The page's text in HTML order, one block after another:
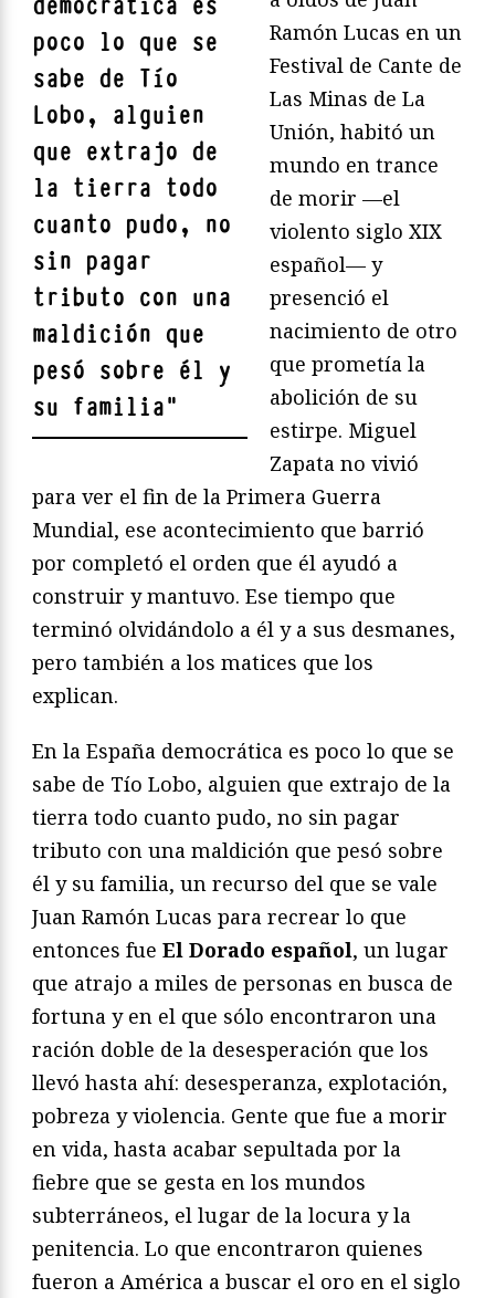
poco lo que se
sabe de Tío
Lobo, alguien
que extrajo de
la tierra todo
cuanto pudo, no
sin pagar
tributo con una
maldición que
pesó sobre él y
su familia"
Ramón Lucas en un
Festival de Cante de
Las Minas de La
Unión, habitó un
mundo en trance
de morir —el
violento siglo XIX
español— y
presenció el
nacimiento de otro
que prometía la
abolición de su
estirpe. Miguel
Zapata no vivió
para ver el fin de la Primera Guerra
Mundial, ese acontecimiento que barrió
por completó el orden que él ayudó a
construir y mantuvo. Ese tiempo que
terminó olvidándolo a él y a sus desmanes,
pero también a los matices que los
explican.
En la España democrática es poco lo que se
sabe de Tío Lobo, alguien que extrajo de la
tierra todo cuanto pudo, no sin pagar
tributo con una maldición que pesó sobre
él y su familia, un recurso del que se vale
Juan Ramón Lucas para recrear lo que
entonces fue El Dorado español, un lugar
que atrajo a miles de personas en busca de
fortuna y en el que sólo encontraron una
ración doble de la desesperación que los
llevó hasta ahí: desesperanza, explotación,
pobreza y violencia. Gente que fue a morir
en vida, hasta acabar sepultada por la
fiebre que se gesta en los mundos
subterráneos, el lugar de la locura y la
penitencia. Lo que encontraron quienes
fueron a América a buscar el oro en el siglo